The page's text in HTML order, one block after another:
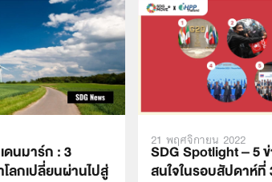
ดนมาร์ก : 3
ลกเปลี่ยนผ่านไปสู่
21 พฤศจิกายน 2022
SDG Spotlight – 5
สนใจในรอบสัปดาห์ที่